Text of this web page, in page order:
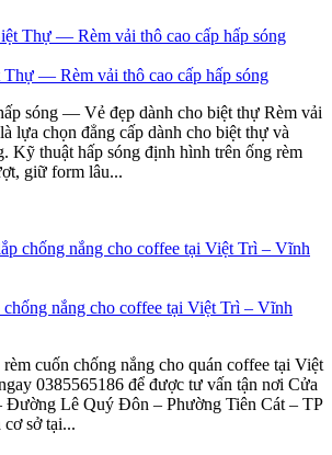
Thự — Rèm vải thô cao cấp hấp sóng
sóng — Vẻ đẹp dành cho biệt thự Rèm vải
lựa chọn đẳng cấp dành cho biệt thự và
Kỹ thuật hấp sóng định hình trên ống rèm
giữ form lâu...
chống nắng cho coffee tại Việt Trì – Vĩnh
cuốn chống nắng cho quán coffee tại Việt
0385565186 để được tư vấn tận nơi Cửa
Đường Lê Quý Đôn – Phường Tiên Cát – TP
sở tại...